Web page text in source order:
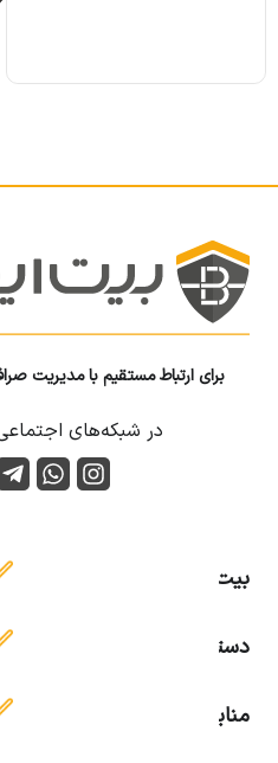
برای ارتباط مستقیم با مدیریت
در شبکه‌های
بیت ایمن
دسترسی آسان
منابع آموزشی